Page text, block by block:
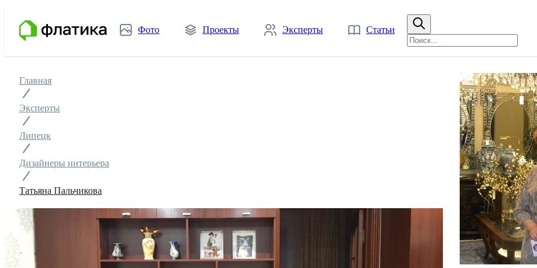
Фото Проекты Эксперты Статьи
Главная
Эксперты
Липецк
Дизайнеры интерьера
Татьяна Пальчикова